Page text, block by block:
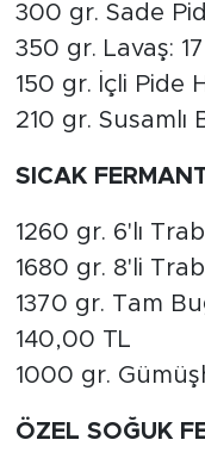
300 gr. Sade
350 gr. Lavaş:
150 gr. İçli Pide
210 gr.
SICAK
1260 gr. 6'lı
1680 gr. 8'li
1370 gr. Tam
140,00 TL
1000 gr.
ÖZEL SOĞUK